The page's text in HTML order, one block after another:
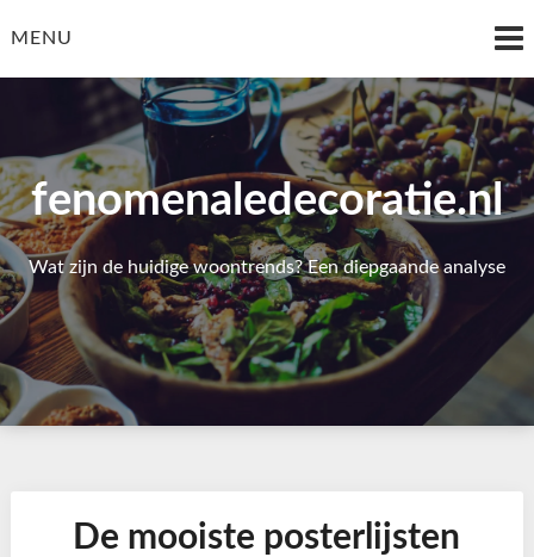
toMENU
fenomenaledecoratie.nl
Wat zijn de huidige woontrends? Een diepgaande analyse
De mooiste posterlijsten